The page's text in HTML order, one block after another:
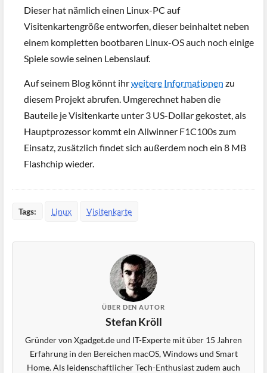
Dieser hat nämlich einen Linux-PC auf
Visitenkartengröße entworfen, dieser beinhaltet neben
einem kompletten bootbaren Linux-OS auch noch einige
Spiele sowie seinen Lebenslauf.
Auf seinem Blog könnt ihrweitere Informationen zu
diesem Projekt abrufen. Umgerechnet haben die
Bauteile je Visitenkarte unter 3 US-Dollar gekostet, als
Hauptprozessor kommt ein Allwinner F1C100s zum
Einsatz, zusätzlich findet sich außerdem noch ein 8 MB
Flashchip wieder.
Tags: Linux Visitenkarte
ÜBER DEN AUTOR
Stefan Kröll
Gründer von Xgadget.de und IT-Experte mit über 15 Jahren
Erfahrung in den Bereichen macOS, Windows und Smart
Home. Als leidenschaftlicher Tech-Enthusiast zudem auch